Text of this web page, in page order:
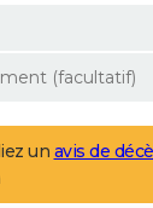
un avis de